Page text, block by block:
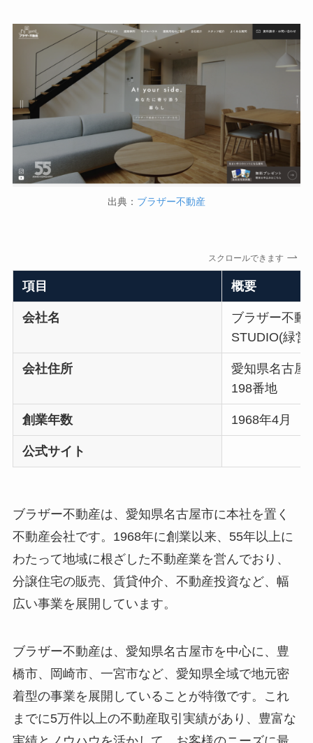
出典： ブラザー不動産
スクロールできます
項目 概要
会社名
ブラザー不動
STUDIO(緑営
会社住所
愛知県名古屋
198番地
創業年数 1968年4月
公式サイト
ブラザー不動産は、愛知県名古屋市に本社を置く
不動産会社です。1968年に創業以来、55年以上に
わたって地域に根ざした不動産業を営んでおり、
分譲住宅の販売、賃貸仲介、不動産投資など、幅
広い事業を展開しています。
ブラザー不動産は、愛知県名古屋市を中心に、豊
橋市、岡崎市、一宮市など、愛知県全域で地元密
着型の事業を展開していることが特徴です。これ
までに5万件以上の不動産取引実績があり、豊富な